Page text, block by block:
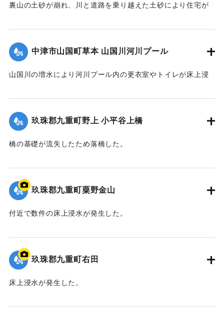
裏山の土砂が崩れ、川と道路を乗り越えた土砂により住宅が
中津市山国町草本 山国川河川プール
山国川の増水により河川プール内の更衣室やトイレが床上浸
害が出た。
2020/7/6｜固有コード:01215071
玖珠郡九重町野上 小平谷上橋
橋の基礎が流失したため落橋した。
2020/7/6｜固有コード:01215072
玖珠郡九重町粟野金山
付近で数件の床上浸水が発生した。
｜固有コード:01215066
玖珠郡九重町右田
床上浸水が発生した。
｜固有コード:01215067